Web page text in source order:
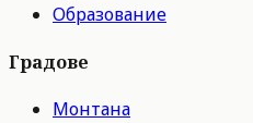
Образование
Градове
Монтана